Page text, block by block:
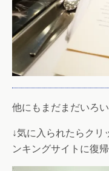
他にもまだまだいろ
↓気に入られたらク
ンキングサイトに復